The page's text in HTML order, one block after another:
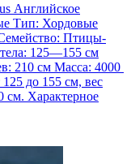
Английское
Тип: Хордовые
Птицы-
125—155 см
210 см Масса: 4000
до 155 см, вес
см. Характерное